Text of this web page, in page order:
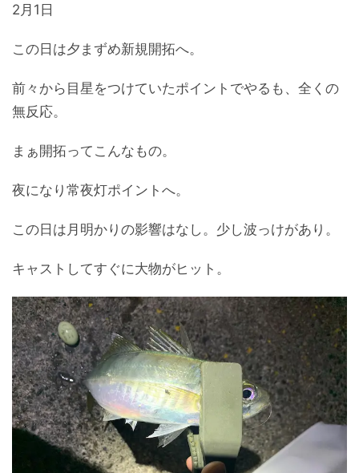
2月1日
この日は夕まずめ新規開拓へ。
前々から目星をつけていたポイントでやるも、全くの
無反応。
まぁ開拓ってこんなもの。
夜になり常夜灯ポイントへ。
この日は月明かりの影響はなし。少し波っけがあり。
キャストしてすぐに大物がヒット。